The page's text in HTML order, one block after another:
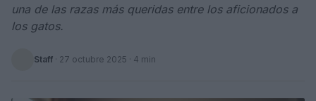
una de las razas más queridas entre los aficionados a
los gatos.
Staff · 27 octubre 2025 · 4 min